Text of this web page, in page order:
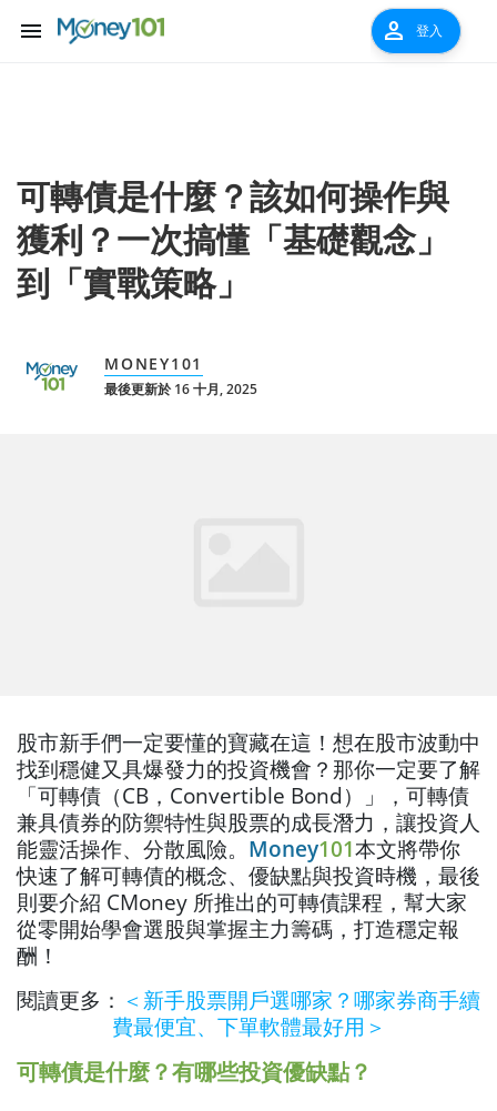
menu person 登入
可轉債是什麼？該如何操作與
獲利？一次搞懂「基礎觀念」
到「實戰策略」
MONEY101
最後更新於 16 十月, 2025
股市新手們一定要懂的寶藏在這！想在股市波動中
找到穩健又具爆發力的投資機會？那你一定要了解
「可轉債（CB，Convertible Bond）」，可轉債
兼具債券的防禦特性與股票的成長潛力，讓投資人
能靈活操作、分散風險。 Money101本文將帶你
快速了解可轉債的概念、優缺點與投資時機，最後
則要介紹 CMoney 所推出的可轉債課程，幫大家
從零開始學會選股與掌握主力籌碼，打造穩定報
酬！
閱讀更多： ＜新手股票開戶選哪家？哪家券商手續
費最便宜、下單軟體最好用＞
可轉債是什麼？有哪些投資優缺點？